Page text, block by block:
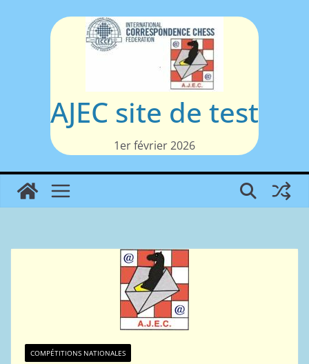
AJEC site de test
1er février 2026
COMPÉTITIONS NATIONALES